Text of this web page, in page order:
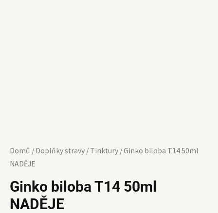
Domů / Doplňky stravy / Tinktury / Ginko biloba T14 50ml
NADĚJE
Ginko biloba T14 50ml
NADĚJE